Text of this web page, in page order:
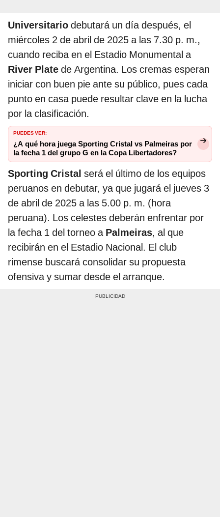
Universitario debutará un día después, el
miércoles 2 de abril de 2025 a las 7.30 p. m.,
cuando reciba en el Estadio Monumental a
River Plate de Argentina. Los cremas esperan
iniciar con buen pie ante su público, pues cada
punto en casa puede resultar clave en la lucha
por la clasificación.
PUEDES VER:
¿A qué hora juega Sporting Cristal vs Palmeiras por
la fecha 1 del grupo G en la Copa Libertadores?
Sporting Cristal será el último de los equipos
peruanos en debutar, ya que jugará el jueves 3
de abril de 2025 a las 5.00 p. m. (hora
peruana). Los celestes deberán enfrentar por
la fecha 1 del torneo a Palmeiras, al que
recibirán en el Estadio Nacional. El club
rimense buscará consolidar su propuesta
ofensiva y sumar desde el arranque.